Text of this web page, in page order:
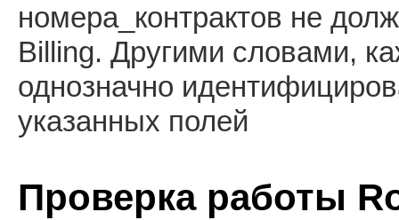
номера_контрактов не
Billing. Другими словами,
однозначно
указанных полей
Проверка работы